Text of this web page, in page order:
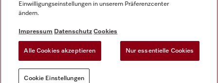
Nutzungsbedigungen
EU-Gesetzen über digitale Dienste
Einwilligungseinstellungen in unserem Präferenzcenter
ändern.
Impressum Datenschutz Cookies
Alle Cookies akzeptieren Nur essentielle Cookies
Cookie Einstellungen